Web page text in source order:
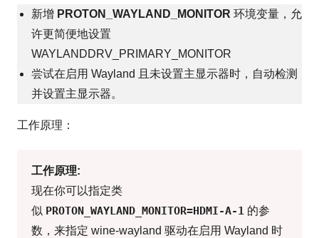
新增 PROTON_WAYLAND_MONITOR 环境变量，允
许更简便地设置
WAYLANDDRV_PRIMARY_MONITOR
尝试在启用 Wayland 且未设置主显示器时，自动检测
并设置主显示器。
工作原理：
工作原理:
现在你可以指定类
似 PROTON_WAYLAND_MONITOR=HDMI-A-1 的参
数，来指定 wine-wayland 驱动在启用 Wayland 时